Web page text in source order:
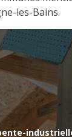
les-Bains.